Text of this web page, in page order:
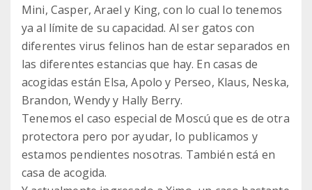
Mini, Casper, Arael y King, con lo cual lo tenemos
ya al límite de su capacidad. Al ser gatos con
diferentes virus felinos han de estar separados en
las diferentes estancias que hay. En casas de
acogidas están Elsa, Apolo y Perseo, Klaus, Neska,
Brandon, Wendy y Hally Berry.
Tenemos el caso especial de Moscú que es de otra
protectora pero por ayudar, lo publicamos y
estamos pendientes nosotras. También está en
casa de acogida.